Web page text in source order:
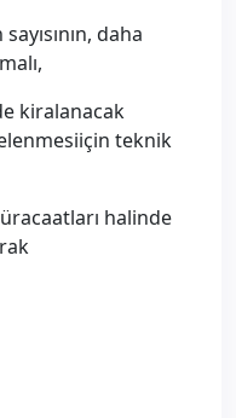
daha
kiralanacak
teknik
halinde